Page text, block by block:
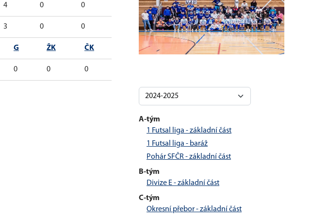
4 0 0
3 0 0
G ŽK ČK
0 0 0
A-tým
1 Futsal liga - základní část
1 Futsal liga - baráž
Pohár SFČR - základní část
B-tým
Divize E - základní část
C-tým
Okresní přebor - základní část